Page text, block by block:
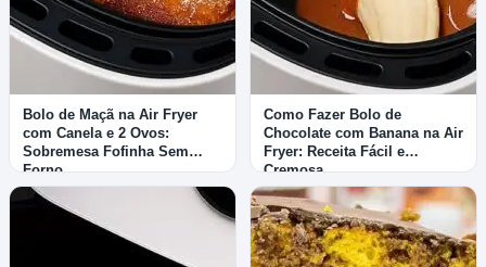
Bolo de Maçã na Air Fryer
com Canela e 2 Ovos:
Sobremesa Fofinha Sem
Forno
Como Fazer Bolo de
Chocolate com Banana na Air
Fryer: Receita Fácil e
Cremosa